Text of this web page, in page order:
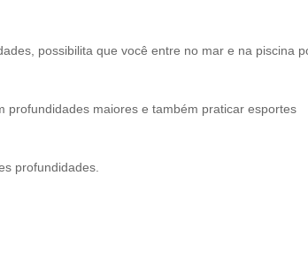
possibilita que você entre no mar e na piscina
profundidades maiores e também praticar esportes
profundidades.